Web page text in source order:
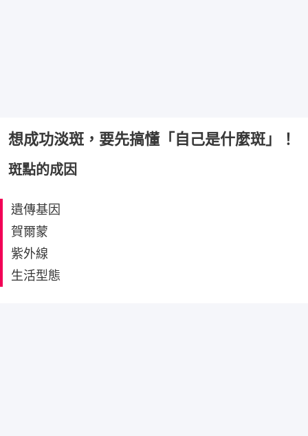
想成功淡斑，要先搞懂「自己是什麼斑」！
斑點的成因
遺傳基因
賀爾蒙
紫外線
生活型態